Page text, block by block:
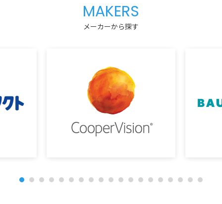
MAKERS
メーカーから探す